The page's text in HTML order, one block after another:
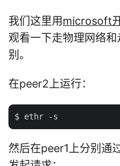
我们这里用microsoft
观看一下走物理网络
别。
在peer2上运行：
然后在peer1上分别通